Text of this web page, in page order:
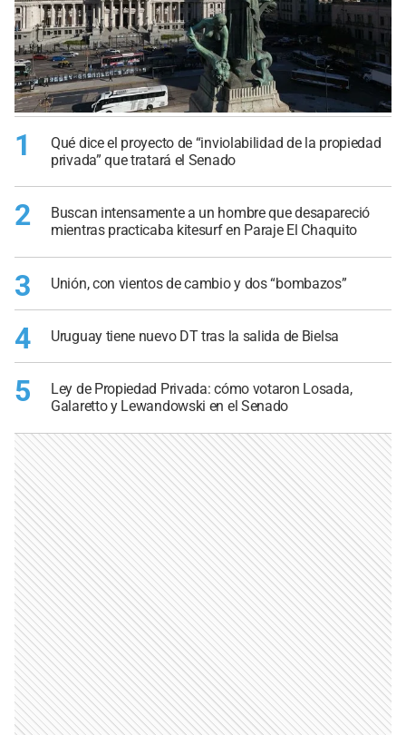
1
Qué dice el proyecto de “inviolabilidad de la propiedad
privada” que tratará el Senado
2
Buscan intensamente a un hombre que desapareció
mientras practicaba kitesurf en Paraje El Chaquito
3 Unión, con vientos de cambio y dos “bombazos”
4 Uruguay tiene nuevo DT tras la salida de Bielsa
5
Ley de Propiedad Privada: cómo votaron Losada,
Galaretto y Lewandowski en el Senado